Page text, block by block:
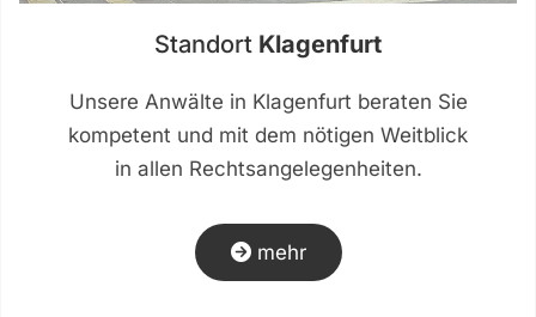
Standort Klagenfurt
Unsere Anwälte in Klagenfurt beraten Sie
kompetent und mit dem nötigen Weitblick
in allen Rechtsangelegenheiten.
mehr